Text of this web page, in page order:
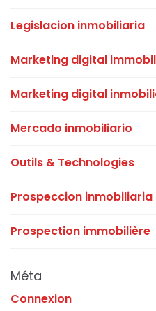
Legislacion inmobiliaria
Marketing digital
Marketing digital
Mercado inmobiliario
Outils & Technologies
Prospeccion inmobiliaria
Prospection immobilière
Méta
Connexion